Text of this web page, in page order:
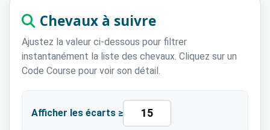
Chevaux à suivre
Ajustez la valeur ci-dessous pour filtrer
instantanément la liste des chevaux. Cliquez sur un
Code Course pour voir son détail.
Afficher les écarts ≥